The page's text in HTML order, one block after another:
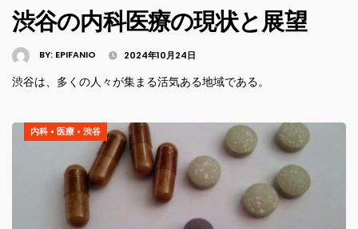
渋谷の内科医療の現状と展望
BY: EPIFANIO 2024年10月24日
渋谷は、多くの人々が集まる活気ある地域である。
内科 • 医療 • 渋谷